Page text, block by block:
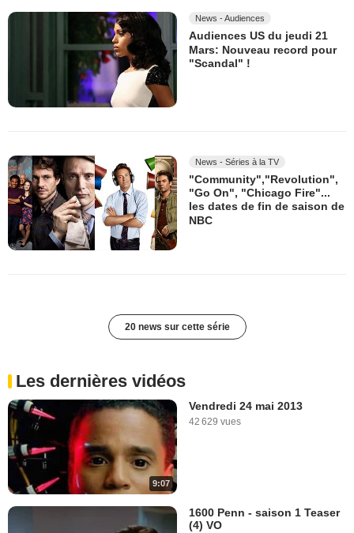
News - Audiences
Audiences US du jeudi 21
Mars: Nouveau record pour
"Scandal" !
News - Séries à la TV
"Community","Revolution",
"Go On", "Chicago Fire"...
les dates de fin de saison de
NBC
20 news sur cette série
Les dernières vidéos
9:07
Vendredi 24 mai 2013
42 629 vues
1600 Penn - saison 1 Teaser
(4) VO